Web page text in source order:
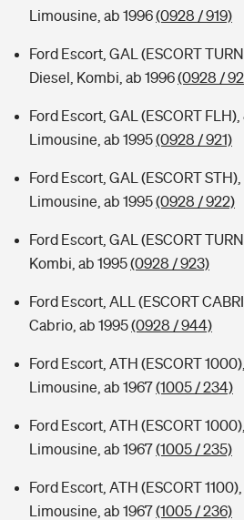
Limousine, ab 1996(0928 / 919)
Ford Escort, GAL (ESCORT
Diesel, Kombi, ab 1996(0928 /
Ford Escort, GAL (ESCORT FLH),
Limousine, ab 1995(0928 / 921)
Ford Escort, GAL (ESCORT
Limousine, ab 1995(0928 / 922)
Ford Escort, GAL (ESCORT
Kombi, ab 1995(0928 / 923)
Ford Escort, ALL (ESCORT
Cabrio, ab 1995(0928 / 944)
Ford Escort, ATH (ESCORT
Limousine, ab 1967(1005 / 234)
Ford Escort, ATH (ESCORT
Limousine, ab 1967(1005 / 235)
Ford Escort, ATH (ESCORT
Limousine, ab 1967(1005 / 236)